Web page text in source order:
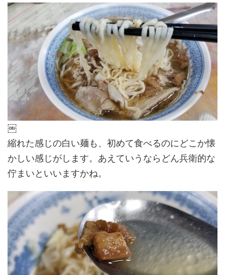
￼
縮れた感じの白い麺も、初めて食べるのにどこか懐
かしい感じがします。あえていうならどん兵衛的な
佇まいといいますかね。